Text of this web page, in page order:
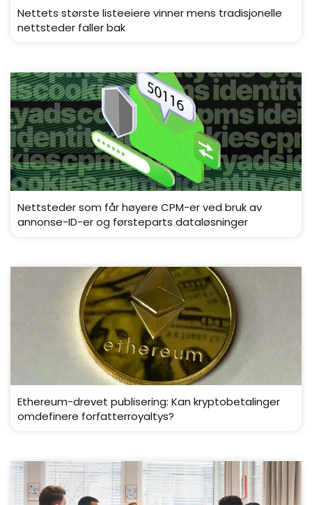
Nettets største listeeiere vinner mens tradisjonelle
nettsteder faller bak
Nettsteder som får høyere CPM-er ved bruk av
annonse-ID-er og førsteparts dataløsninger
Ethereum-drevet publisering: Kan kryptobetalinger
omdefinere forfatterroyaltys?